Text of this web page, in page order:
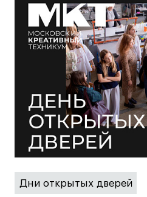
© 2026 БВШД
Дни открытых дверей